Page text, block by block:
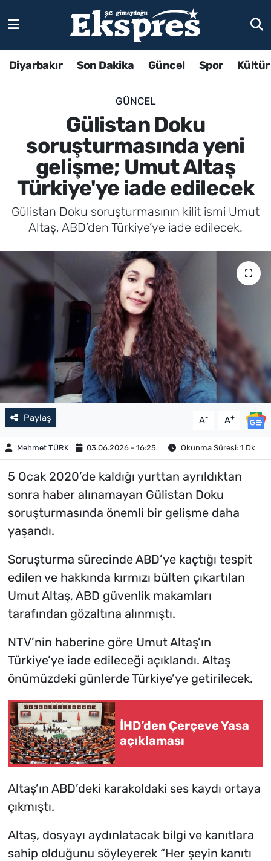
Diyarbakır Son Dakika Güncel Spor
GÜNCEL
Gülistan Doku
soruşturmasında yeni
gelişme; Umut Altaş
Türkiye'ye iade edilecek
Gülistan Doku soruşturmasının kilit ismi Umut
Altaş, ABD’den Türkiye’ye iade edilecek.
Paylaş A- A+
Mehmet TÜRK 03.06.2026 - 16:25 Okunma Süresi: 1 Dk
5 Ocak 2020’de kaldığı yurttan ayrıldıktan
sonra haber alınamayan Gülistan Doku
soruşturmasında önemli bir gelişme daha
yaşandı.
Soruşturma sürecinde ABD’ye kaçtığı tespit
edilen ve hakkında kırmızı bülten çıkartılan
Umut Altaş, ABD güvenlik makamları
tarafından gözaltına alınmıştı.
NTV’nin haberine göre Umut Altaş’ın
Türkiye’ye iade edileceği açıklandı. Altaş
önümüzdeki günlerde Türkiye’ye getirilecek.
İHD’den Çerçeve Yasa
açıklaması
Altaş’ın ABD’deki karakoldaki ses kaydı ortaya
çıkmıştı.
Altaş, dosyayı aydınlatacak bilgi ve kanıtlara
sahip olduğunu söyleyerek “Her şeyin kanıtı